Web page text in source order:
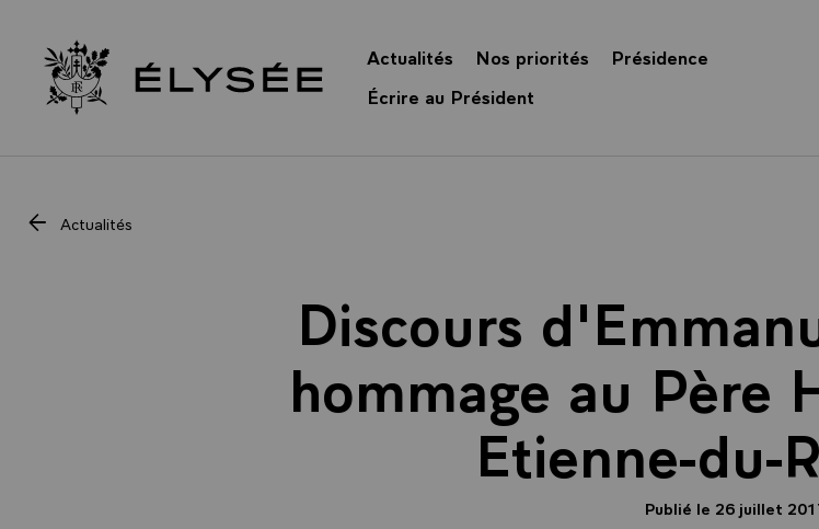
Retour à l’accueil Élysée
Actualités Nos priorités
Présidence
Écrire au Président
Actualités
Discours
hommage au Père
Etienne-du-
Publié le 26 juillet